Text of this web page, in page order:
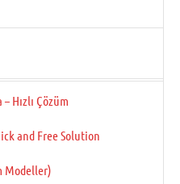
Hızlı Çözüm
and Free Solution
Modeller)